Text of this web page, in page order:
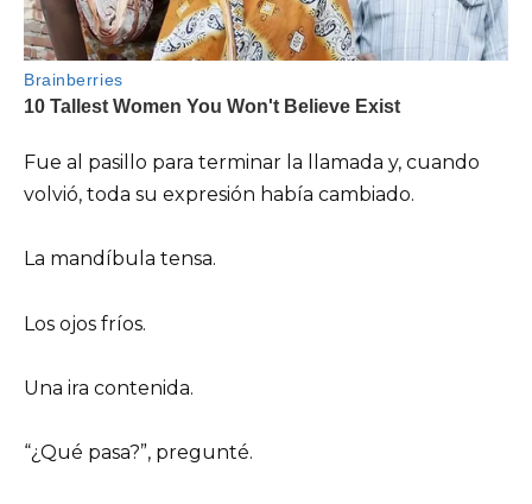
Fue al pasillo para terminar la llamada y, cuando
volvió, toda su expresión había cambiado.
La mandíbula tensa.
Los ojos fríos.
Una ira contenida.
“¿Qué pasa?”, pregunté.